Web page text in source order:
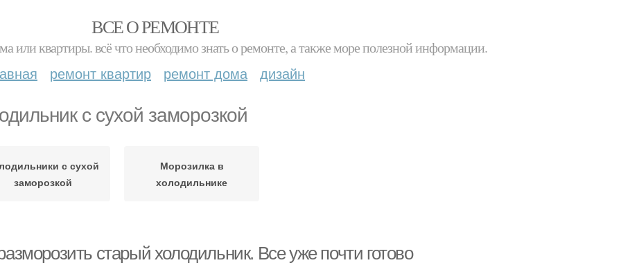
ВСЕ О РЕМОНТЕ
или квартиры. всё что необходимо знать о ремонте, а также море полезной информации.
ремонт квартир ремонт дома дизайн
с сухой заморозкой
с сухой
заморозкой
Морозилка в
холодильнике
старый холодильник. Все уже почти готово